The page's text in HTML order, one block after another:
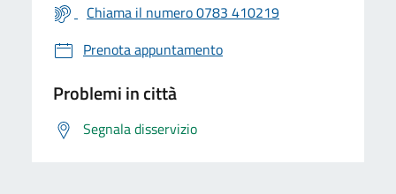
Chiama il numero 0783 410219
Prenota appuntamento
Problemi in città
Segnala disservizio